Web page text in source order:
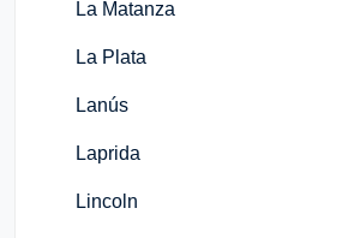
La Matanza
La Plata
Lanús
Laprida
Lincoln